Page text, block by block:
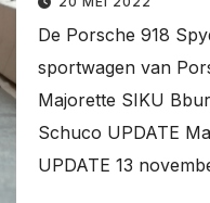
De Porsche 918
sportwagen van
Majorette SIKU
Schuco UPDATE
UPDATE 13